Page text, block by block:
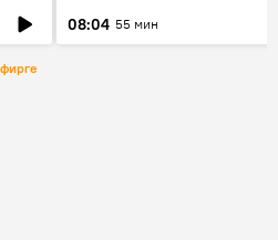
08:04 55 мин